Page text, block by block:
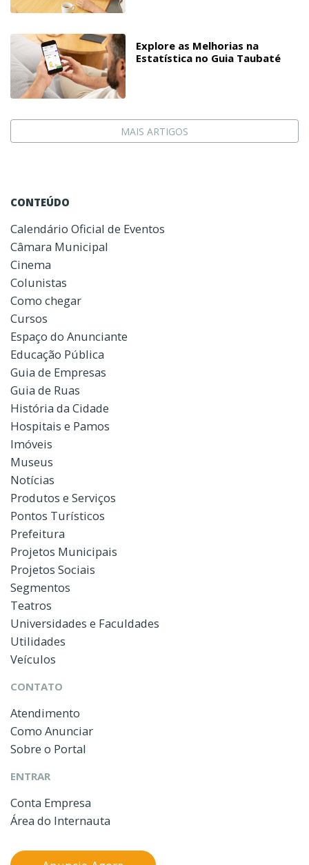
Explore as Melhorias na
Estatística no Guia Taubaté
MAIS ARTIGOS
CONTEÚDO
Calendário Oficial de Eventos
Câmara Municipal
Cinema
Colunistas
Como chegar
Cursos
Espaço do Anunciante
Educação Pública
Guia de Empresas
Guia de Ruas
História da Cidade
Hospitais e Pamos
Imóveis
Museus
Notícias
Produtos e Serviços
Pontos Turísticos
Prefeitura
Projetos Municipais
Projetos Sociais
Segmentos
Teatros
Universidades e Faculdades
Utilidades
Veículos
CONTATO
Atendimento
Como Anunciar
Sobre o Portal
ENTRAR
Conta Empresa
Área do Internauta